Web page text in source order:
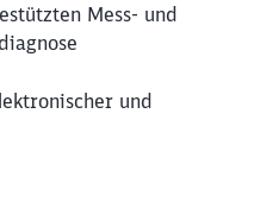
Mess- und
und